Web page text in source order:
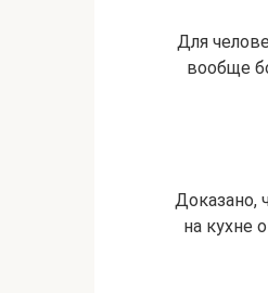
Для
вообще
Доказано,
на кухне